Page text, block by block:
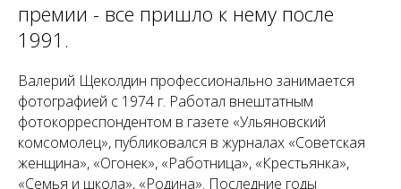
премии - все пришло к нему после
1991.
Валерий Щеколдин профессионально занимается
фотографией с 1974 г. Работал внештатным
фотокорреспондентом в газете «Ульяновский
комсомолец», публиковался в журналах «Советская
женщина», «Огонек», «Работница», «Крестьянка»,
«Семья и школа», «Родина». Последние годы